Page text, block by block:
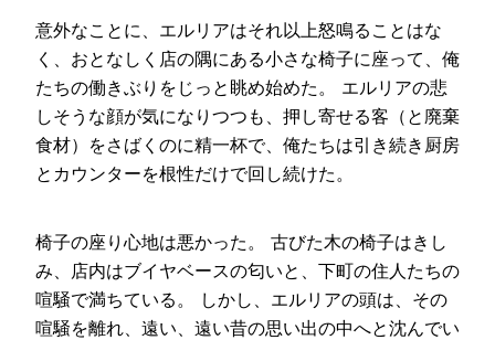
意外なことに、エルリアはそれ以上怒鳴ることはな
く、おとなしく店の隅にある小さな椅子に座って、俺
たちの働きぶりをじっと眺め始めた。 エルリアの悲
しそうな顔が気になりつつも、押し寄せる客（と廃棄
食材）をさばくのに精一杯で、俺たちは引き続き厨房
とカウンターを根性だけで回し続けた。
椅子の座り心地は悪かった。 古びた木の椅子はきし
み、店内はブイヤベースの匂いと、下町の住人たちの
喧騒で満ちている。 しかし、エルリアの頭は、その
喧騒を離れ、遠い、遠い昔の思い出の中へと沈んでい